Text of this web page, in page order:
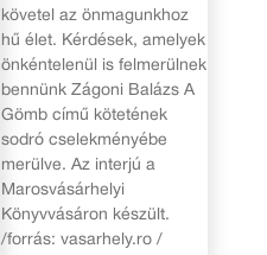
követel az önmagunkhoz
hű élet. Kérdések, amelyek
önkéntelenül is felmerülnek
bennünk Zágoni Balázs A
Gömb című kötetének
sodró cselekményébe
merülve. Az interjú a
Marosvásárhelyi
Könyvvásáron készült.
/forrás: vasarhely.ro /